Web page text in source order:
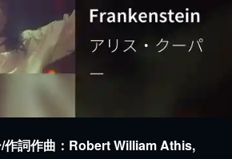
作詞作曲：Robert William Athis,